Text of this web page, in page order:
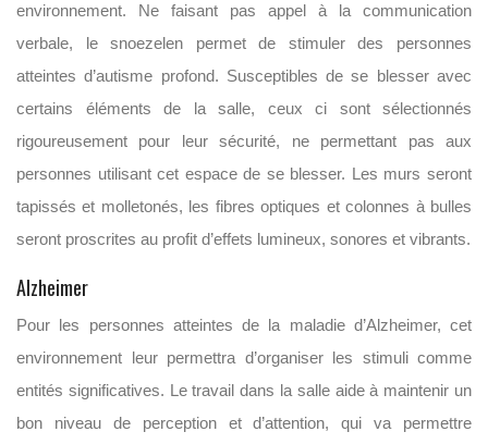
environnement. Ne faisant pas appel à la communication
verbale, le snoezelen permet de stimuler des personnes
atteintes d’autisme profond. Susceptibles de se blesser avec
certains éléments de la salle, ceux ci sont sélectionnés
rigoureusement pour leur sécurité, ne permettant pas aux
personnes utilisant cet espace de se blesser. Les murs seront
tapissés et molletonés, les fibres optiques et colonnes à bulles
seront proscrites au profit d’effets lumineux, sonores et vibrants.
Alzheimer
Pour les personnes atteintes de la maladie d’Alzheimer, cet
environnement leur permettra d’organiser les stimuli comme
entités significatives. Le travail dans la salle aide à maintenir un
bon niveau de perception et d’attention, qui va permettre